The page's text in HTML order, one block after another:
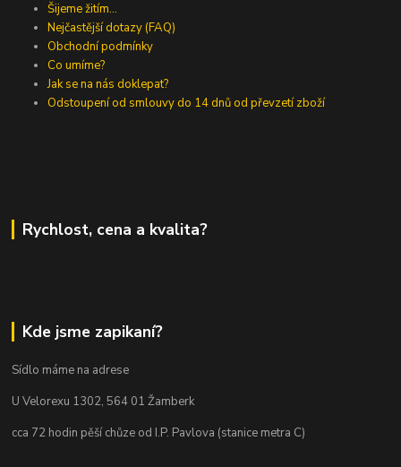
Šijeme žitím...
Nejčastější dotazy (FAQ)
Obchodní podmínky
Co umíme?
Jak se na nás doklepat?
Odstoupení od smlouvy do 14 dnů od převzetí zboží
Rychlost, cena a kvalita?
Kde jsme zapikaní?
Sídlo máme na adrese
U Velorexu 1302, 564 01 Žamberk
cca 72 hodin pěší chůze od I.P. Pavlova (stanice metra C)